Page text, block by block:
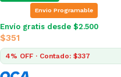
Envio Programable
Envío gratis desde $2.500
$351
4% OFF · Contado: $337